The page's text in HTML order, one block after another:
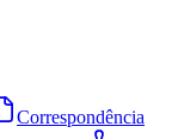
Correspondência